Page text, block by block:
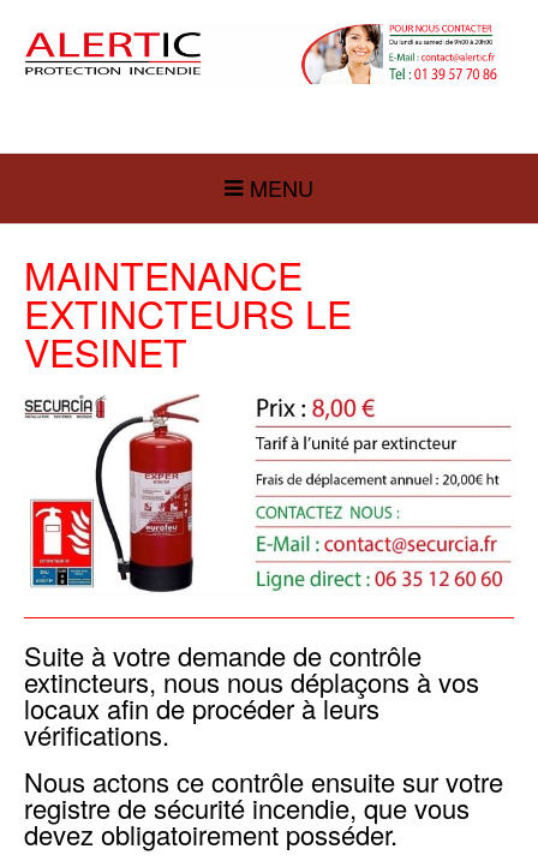
MENU
MAINTENANCE
EXTINCTEURS LE
VESINET
Suite à votre demande de contrôle
extincteurs, nous nous déplaçons à vos
locaux afin de procéder à leurs
vérifications.
Nous actons ce contrôle ensuite sur votre
registre de sécurité incendie, que vous
devez obligatoirement posséder.